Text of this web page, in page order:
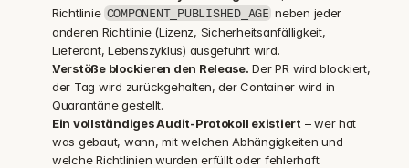
Richtlinie COMPONENT_PUBLISHED_AGE neben jeder
anderen Richtlinie (Lizenz, Sicherheitsanfälligkeit,
Lieferant, Lebenszyklus) ausgeführt wird.
Verstöße blockieren den Release. Der PR wird blockiert,
der Tag wird zurückgehalten, der Container wird in
Quarantäne gestellt.
Ein vollständiges Audit-Protokoll existiert – wer hat
was gebaut, wann, mit welchen Abhängigkeiten und
welche Richtlinien wurden erfüllt oder fehlerhaft